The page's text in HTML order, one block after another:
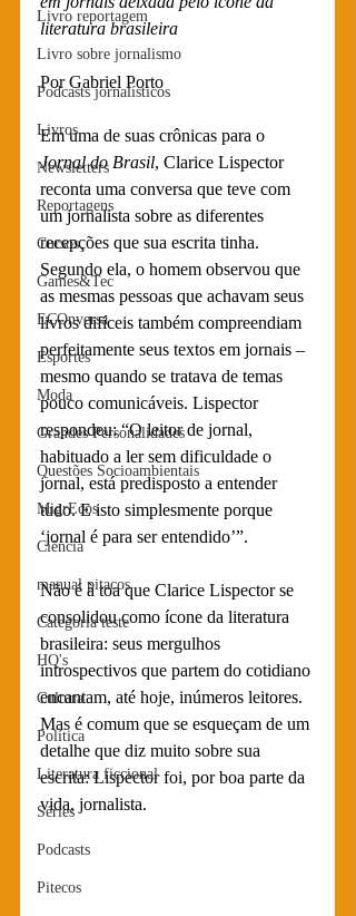
Livro reportagem
Livro sobre jornalismo
Podcasts jornalísticos
Livros
Newsletters
Reportagens
Cursos
Games&Tec
ECOnversa
Esportes
Moda
Grandes Personalidades
Questões Socioambientais
MigrEcos
Ciência
manual pitacos
Categoria teste
HQ's
Cultura
Política
Literatura ficcional
Séries
Podcasts
Pitecos
literatura brasileira
Por Gabriel Porto
Em uma de suas crônicas para o
Jornal do Brasil, Clarice Lispector
reconta uma conversa que teve com
um jornalista sobre as diferentes
recepções que sua escrita tinha.
Segundo ela, o homem observou que
as mesmas pessoas que achavam seus
livros difíceis também compreendiam
perfeitamente seus textos em jornais –
mesmo quando se tratava de temas
pouco comunicáveis. Lispector
respondeu: “O leitor de jornal,
habituado a ler sem dificuldade o
jornal, está predisposto a entender
tudo. E isto simplesmente porque
‘jornal é para ser entendido’”.
Não é à toa que Clarice Lispector se
consolidou como ícone da literatura
brasileira: seus mergulhos
introspectivos que partem do cotidiano
encantam, até hoje, inúmeros leitores.
Mas é comum que se esqueçam de um
detalhe que diz muito sobre sua
escrita: Lispector foi, por boa parte da
vida, jornalista.